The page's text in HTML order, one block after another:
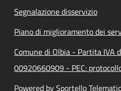
Segnalazione disservizio
Piano di miglioramento dei
Comune di Olbia - Partita IVA
00920660909 - PEC:
Powered by Sportello